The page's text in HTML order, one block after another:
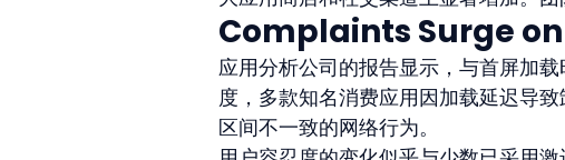
Complaints Surge
应用分析公司的报告显示，与首屏加
度，多款知名消费应用因加载延迟导
区间不一致的网络行为。